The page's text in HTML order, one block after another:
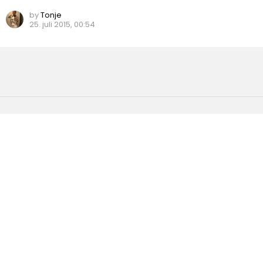
byTonje
25. juli 2015, 00:54